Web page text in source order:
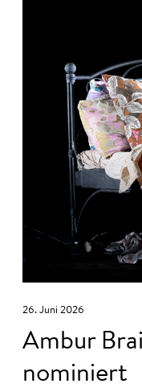
26. Juni 2026
Ambur
nominiert